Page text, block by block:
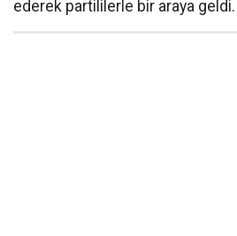
ederek partililerle bir araya geldi.